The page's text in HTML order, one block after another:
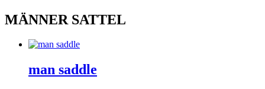
MÄNNER SATTEL
man saddle